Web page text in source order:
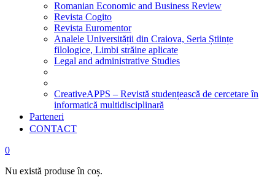
Romanian Economic and Business Review
Revista Cogito
Revista Euromentor
Analele Universității din Craiova, Seria Științe
filologice, Limbi străine aplicate
Legal and administrative Studies
CreativeAPPS – Revistă studențească de cercetare în
informatică multidisciplinară
Parteneri
CONTACT
0
Nu există produse în coș.